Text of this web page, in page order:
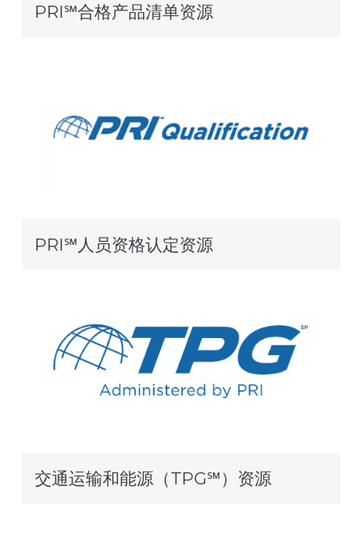
PRI℠合格产品清单资源
PRI℠人员资格认定资源
交通运输和能源（TPG℠）资源